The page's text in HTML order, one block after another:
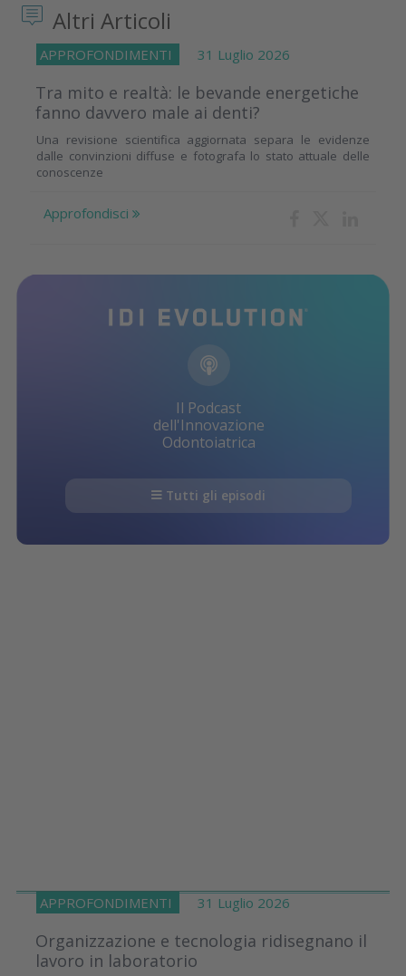
Altri Articoli
APPROFONDIMENTI 31 Luglio 2026
Tra mito e realtà: le bevande energetiche
fanno davvero male ai denti?
Una revisione scientifica aggiornata separa le evidenze
dalle convinzioni diffuse e fotografa lo stato attuale delle
conoscenze
Approfondisci
Il Podcast
dell'Innovazione
Odontoiatrica
Tutti gli episodi
APPROFONDIMENTI 31 Luglio 2026
Organizzazione e tecnologia ridisegnano il
lavoro in laboratorio